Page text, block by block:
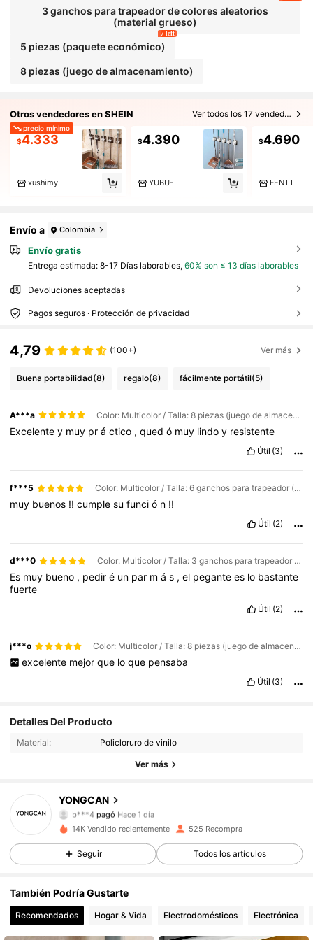
3 ganchos para trapeador de colores aleatorios
(material grueso)
5 piezas (paquete económico)
7 left
8 piezas (juego de almacenamiento)
Otros vendedores en SHEIN Ver todos los 17 vendedores
precio mínimo
$4.333
xushimy
$4.390
YUBU-
$4.690
FENTT
Envío a Colombia
Envío gratis
Entrega estimada: 8-17 Días laborables, 60% son ≤ 13 días laborables
Devoluciones aceptadas
Pagos seguros · Protección de privacidad
4,79 (100+) Ver más
Buena portabilidad(8) regalo(8) fácilmente portátil(5)
A***a Color: Multicolor / Talla: 8 piezas (juego de almacenamiento)
Excelentey muy práctico ,quedó muy lindoy resistente
Útil (3)
f***5 Color: Multicolor / Talla: 6 ganchos para trapeador (versión de succión mejorada)
muy buenos !!cumplesufunció n !!
Útil (2)
d***0 Color: Multicolor / Talla: 3 ganchos para trapeador de colores aleatorios (material grueso)
Es muy bueno , pediré un par más ,el pegantees lo bastante
fuerte
Útil (2)
j***o Color: Multicolor / Talla: 8 piezas (juego de almacenamiento)
excelente mejor que lo que pensaba
Útil (3)
Detalles Del Producto
Material: Policloruro de vinilo
Ver más
YONGCAN
4,76
77 Seguidores
b***4 pagó Hace 1 día
4,76
77 Seguidores
4,76
14K Vendido recientemente 525 Recompra
Seguir Todos los artículos
También Podría Gustarte
Recomendados Hogar & Vida Electrodomésticos Electrónica